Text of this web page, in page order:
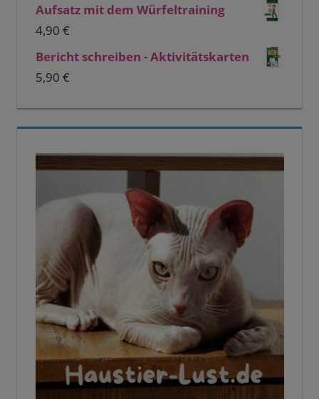
Aufsatz mit dem Würfeltraining
4,90 €
Bericht schreiben - Aktivitätskarten
5,90 €